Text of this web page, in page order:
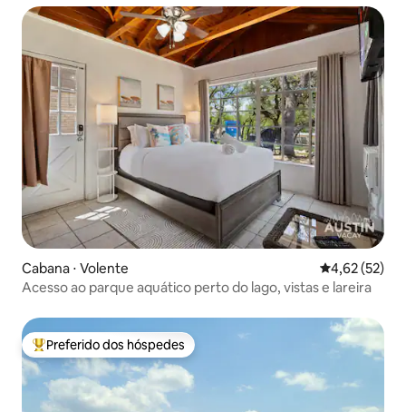
Cabana ⋅ Volente 4,62 de uma
4,62 (52)
Acesso ao parque aquático perto do lago, vistas e lareira
Entre os melhores preferidos dos hóspedes
Preferido dos hóspedes